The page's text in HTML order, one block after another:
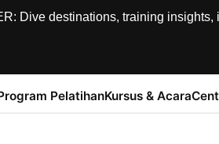
Dive destinations, training
PelatihanKursus & Acara